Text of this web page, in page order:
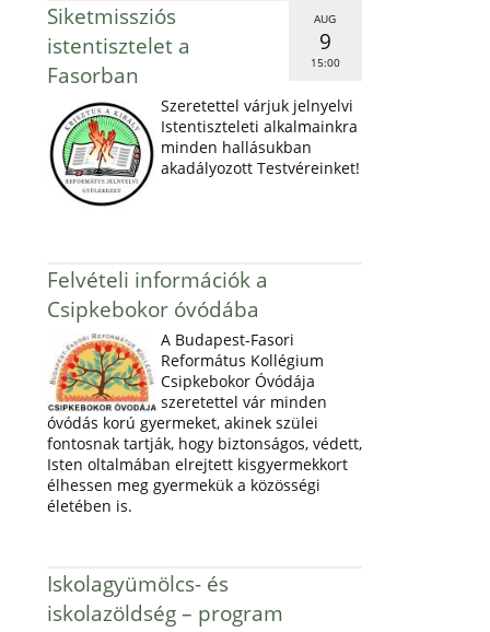
AUG
9
15:00
Siketmissziós
istentisztelet a
Fasorban
Szeretettel várjuk jelnyelvi
Istentiszteleti alkalmainkra
minden hallásukban
akadályozott Testvéreinket!
Felvételi információk a
Csipkebokor óvódába
A Budapest-Fasori
Református Kollégium
Csipkebokor Óvódája
szeretettel vár minden
óvódás korú gyermeket, akinek szülei
fontosnak tartják, hogy biztonságos, védett,
Isten oltalmában elrejtett kisgyermekkort
élhessen meg gyermekük a közösségi
életében is.
Iskolagyümölcs- és
iskolazöldség – program